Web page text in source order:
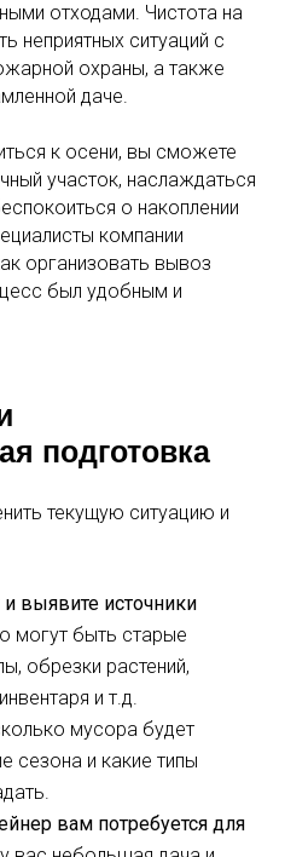
отходами. Чистота на
неприятных ситуаций с
охраны, а также
даче.
к осени, вы сможете
участок, наслаждаться
о накоплении
компании
организовать вывоз
был удобным и
подготовка
текущую ситуацию и
и выявите источники
могут быть старые
обрезки растений,
и т.д.
мусора будет
сезона и какие типы
вам потребуется для